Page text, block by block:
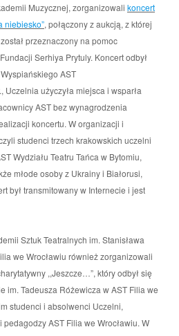
Muzycznej, zorganizowali koncert
niebiesko”, połączony z aukcją, z której
przeznaczony na pomoc
Serhiya Prytuly. Koncert odbył
AST
użyczyła miejsca i wsparła
AST bez wynagrodzenia
koncertu. W organizacji i
studenci trzech krakowskich uczelni
Wydziału Teatru Tańca w Bytomiu,
młode osoby z Ukrainy i Białorusi,
był transmitowany w Internecie i jest
Sztuk Teatralnych im. Stanisława
we Wrocławiu również zorganizowali
,,Jeszcze…”, który odbył się
im. Tadeusza Różewicza w AST Filia we
studenci i absolwenci Uczelni,
AST Filia we Wrocławiu. W